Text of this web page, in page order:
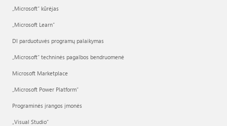
„Microsoft“ kūrėjas
„Microsoft Learn“
DI parduotuvės programų palaikymas
„Microsoft“ techninės pagalbos bendruomenė
Microsoft Marketplace
„Microsoft Power Platform“
Programinės įrangos įmonės
„Visual Studio“